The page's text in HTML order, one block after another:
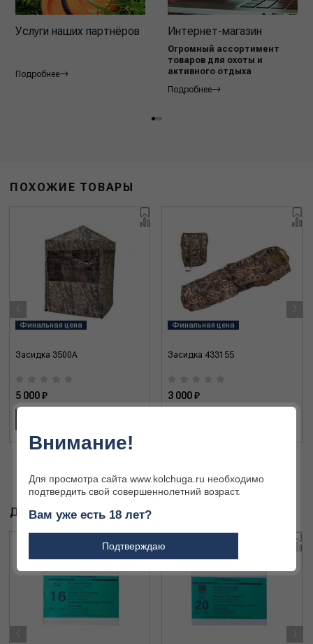
Услуги наших партнёров
Подробнее
Интернет-магазин
Огромный ассортимент
товаров для охоты и
активного отдыха
Подробнее
ПОХОЖИЕ ТОВАРЫ
Финальная цена
Засидка 3500A
5 000 ₽
Финальная цена
Засидка 433155
3 000 ₽
‹ ›
ДРУГИЕ ТОВАРЫ БРЕНДА
‹ ›
Внимание!
Для просмотра сайта www.kolchuga.ru необходимо
подтвердить свой совершеннолетний возраст.
Вам уже есть 18 лет?
Подтверждаю